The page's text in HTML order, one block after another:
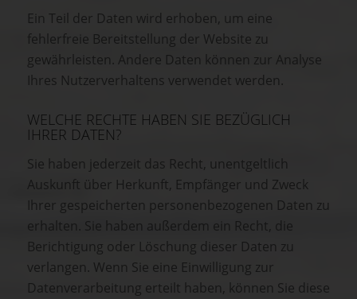
Ein Teil der Daten wird erhoben, um eine
fehlerfreie Bereitstellung der Website zu
gewährleisten. Andere Daten können zur Analyse
Ihres Nutzerverhaltens verwendet werden.
WELCHE RECHTE HABEN SIE BEZÜGLICH
IHRER DATEN?
Sie haben jederzeit das Recht, unentgeltlich
Auskunft über Herkunft, Empfänger und Zweck
Ihrer gespeicherten personenbezogenen Daten zu
erhalten. Sie haben außerdem ein Recht, die
Berichtigung oder Löschung dieser Daten zu
verlangen. Wenn Sie eine Einwilligung zur
Datenverarbeitung erteilt haben, können Sie diese